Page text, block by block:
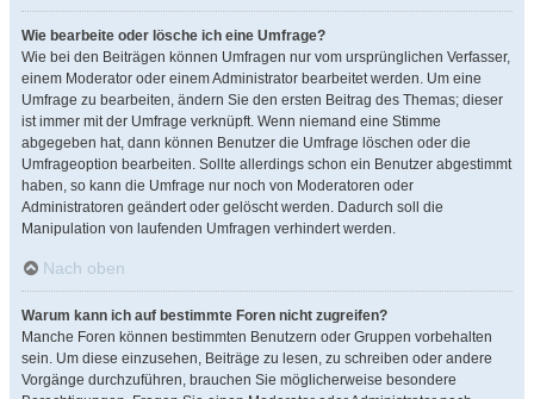
Wie bearbeite oder lösche ich eine Umfrage?
Wie bei den Beiträgen können Umfragen nur vom ursprünglichen Verfasser,
einem Moderator oder einem Administrator bearbeitet werden. Um eine
Umfrage zu bearbeiten, ändern Sie den ersten Beitrag des Themas; dieser
ist immer mit der Umfrage verknüpft. Wenn niemand eine Stimme
abgegeben hat, dann können Benutzer die Umfrage löschen oder die
Umfrageoption bearbeiten. Sollte allerdings schon ein Benutzer abgestimmt
haben, so kann die Umfrage nur noch von Moderatoren oder
Administratoren geändert oder gelöscht werden. Dadurch soll die
Manipulation von laufenden Umfragen verhindert werden.
Nach oben
Warum kann ich auf bestimmte Foren nicht zugreifen?
Manche Foren können bestimmten Benutzern oder Gruppen vorbehalten
sein. Um diese einzusehen, Beiträge zu lesen, zu schreiben oder andere
Vorgänge durchzuführen, brauchen Sie möglicherweise besondere